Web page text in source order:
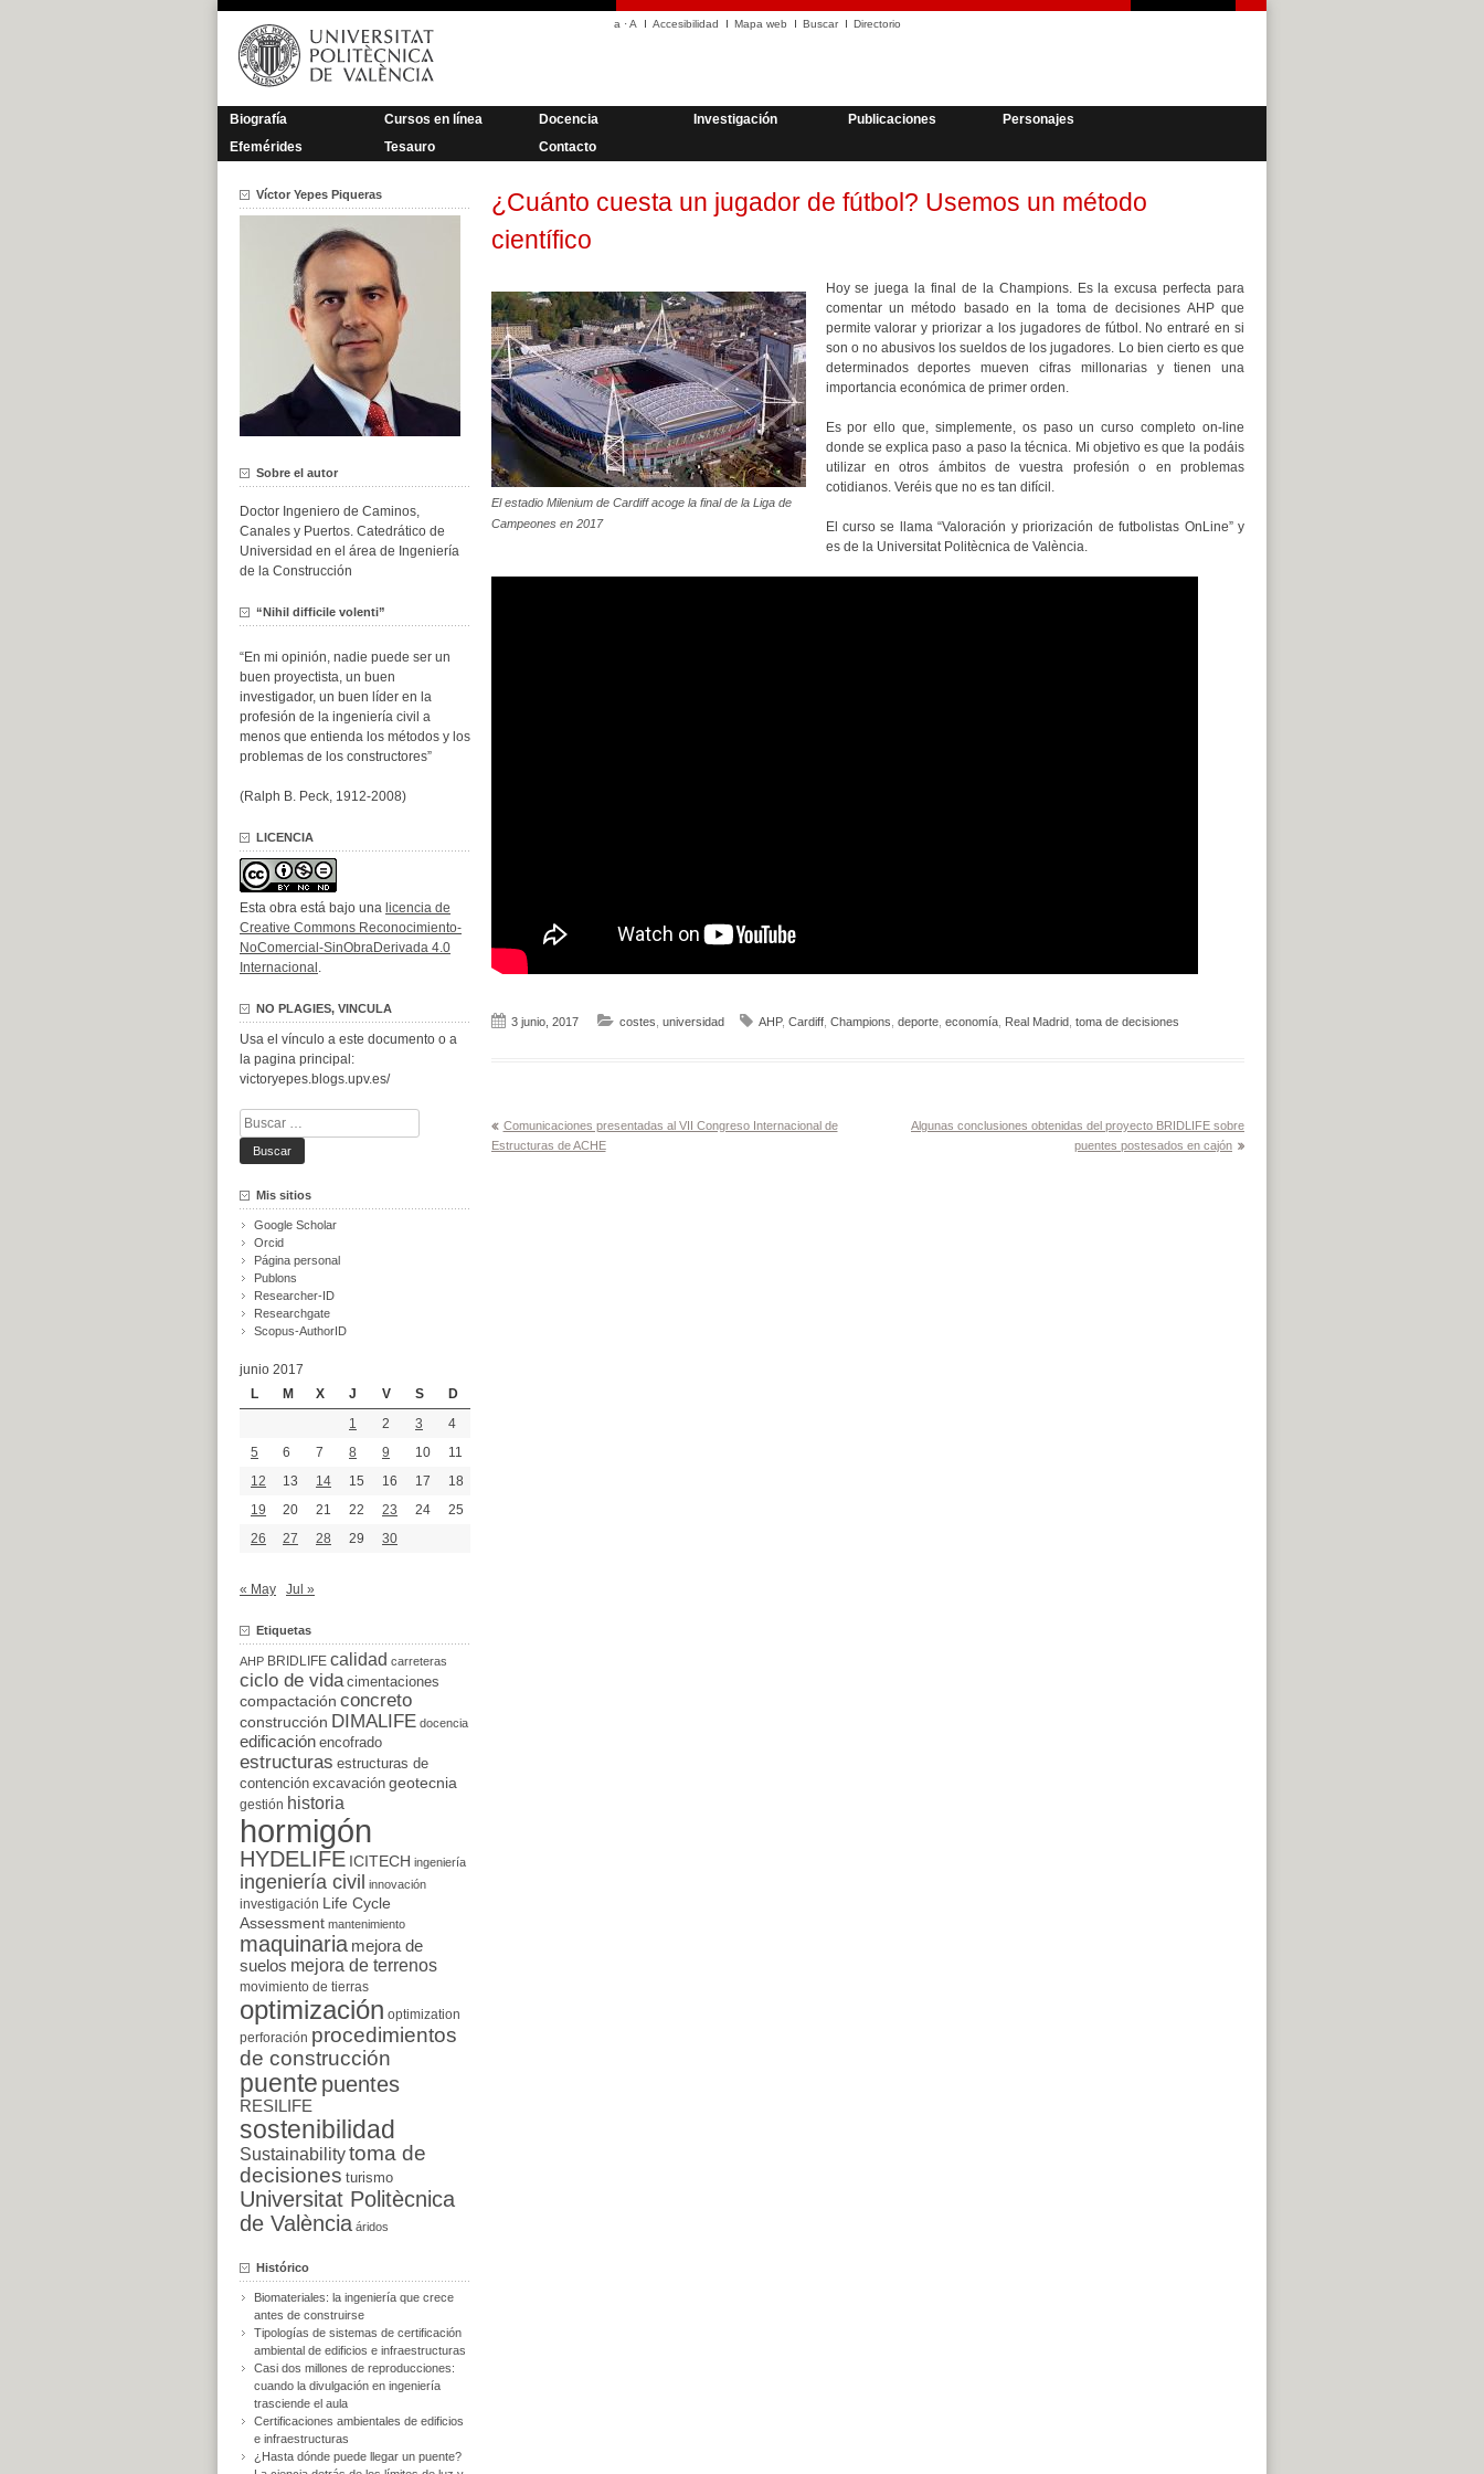
Saltar
contenido
a ·A Accesibilidad Mapa web Buscar Directorio
Biografía Cursos en línea Docencia Investigación Publicaciones
Personajes
Efemérides
Tesauro Contacto
¿Cuánto cuesta un jugador de fútbol? Usemos un método
científico
El estadio Milenium de Cardiff acoge la final de la Liga de
Campeones en 2017
Hoy se juega la final de la Champions. Es la excusa perfecta para
comentar un método basado en la toma de decisiones AHP que
permite valorar y priorizar a los jugadores de fútbol. No entraré en si
son o no abusivos los sueldos de los jugadores. Lo bien cierto es que
determinados deportes mueven cifras millonarias y tienen una
importancia económica de primer orden.
Es por ello que, simplemente, os paso un curso completo on-line
donde se explica paso a paso la técnica. Mi objetivo es que la podáis
utilizar en otros ámbitos de vuestra profesión o en problemas
cotidianos. Veréis que no es tan difícil.
El curso se llama “Valoración y priorización de futbolistas OnLine” y
es de la Universitat Politècnica de València.
3 junio, 2017 costes universidad AHP, Cardiff, Champions deporte, economía, Real Madrid toma de decisiones
Navegación
de
Comunicaciones presentadas al VII Congreso Internacional de
Estructuras de ACHE
Algunas conclusiones obtenidas del proyecto BRIDLIFE sobre
puentes postesados en cajón
Víctor Yepes Piqueras
Sobre el autor
Doctor Ingeniero de Caminos,
Canales y Puertos. Catedrático de
Universidad en el área de Ingeniería
de la Construcción
“Nihil difficile volenti”
“En mi opinión, nadie puede ser un
buen proyectista, un buen
investigador, un buen líder en la
profesión de la ingeniería civil a
menos que entienda los métodos y los
problemas de los constructores”
(Ralph B. Peck, 1912-2008)
LICENCIA
Esta obra está bajo una licencia de
Creative Commons Reconocimiento-
NoComercial-SinObraDerivada 4.0
Internacional .
NO PLAGIES, VINCULA
Usa el vínculo a este documento o a
la pagina principal:
victoryepes.blogs.upv.es/
Buscar:
Mis sitios
Google Scholar
Orcid
Página personal
Publons
Researcher-ID
Researchgate
Scopus-AuthorID
junio 2017
L
M X J V S
D
1
2 3
4
5
6 7 8 9 10
11
12
13 14 15 16 17
18
19
20 21 22 23 24
25
26
27 28 29 30
« May Jul »
Etiquetas
AHP BRIDLIFE calidad carreteras
ciclo de vida cimentaciones
compactación concreto
construcción DIMALIFE docencia
edificación encofrado
estructuras estructuras de
contención excavación geotecnia
gestión historia
hormigón
HYDELIFE ICITECH ingeniería
ingeniería civil innovación
investigación
Life Cycle
Assessment mantenimiento
maquinaria mejora de
suelos mejora de terrenos
movimiento de tierras
optimización optimization
perforación procedimientos
de construcción
puente puentes
RESILIFE
sostenibilidad
Sustainabilitytoma de
decisiones turismo
Universitat Politècnica
de València áridos
Histórico
Biomateriales: la ingeniería que crece
antes de construirse
Tipologías de sistemas de certificación
ambiental de edificios e infraestructuras
Casi dos millones de reproducciones:
cuando la divulgación en ingeniería
trasciende el aula
Certificaciones ambientales de edificios
e infraestructuras
¿Hasta dónde puede llegar un puente?